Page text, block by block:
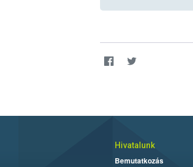
Hivatalunk
Bemutatkozás